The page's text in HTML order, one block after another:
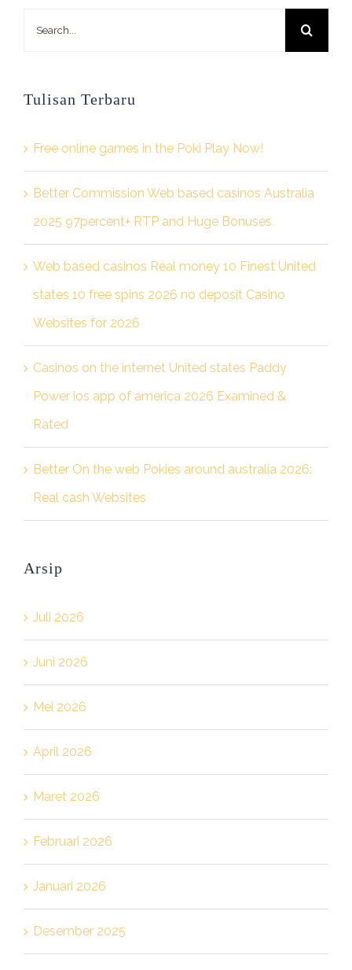
Tulisan Terbaru
Free online games in the Poki Play Now!
Better Commission Web based casinos Australia
2025 97percent+ RTP and Huge Bonuses
Web based casinos Real money 10 Finest United
states 10 free spins 2026 no deposit Casino
Websites for 2026
Casinos on the internet United states Paddy
Power ios app of america 2026 Examined &
Rated
Better On the web Pokies around australia 2026:
Real cash Websites
Arsip
Juli 2026
Juni 2026
Mei 2026
April 2026
Maret 2026
Februari 2026
Januari 2026
Desember 2025